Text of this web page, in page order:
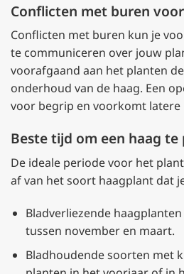
Conflicten met buren
Conflicten met buren kun je
te communiceren over jouw
voorafgaand aan het planten
onderhoud van de haag. Een
voor begrip en voorkomt latere
Beste tijd om een haag te
De ideale periode voor het
af van het soort haagplant dat
Bladverliezende
tussen november en maart.
Bladhoudende soorten met